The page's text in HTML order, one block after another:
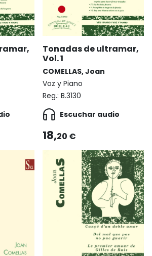
Tonadas de ultramar,
Vol. 1
COMELLAS, Joan
Voz y Piano
Reg.: B.3130
Escuchar audio
18,20 €